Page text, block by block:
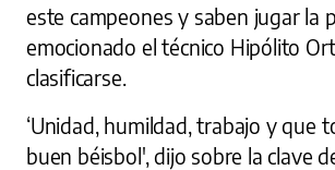
este campeones y saben jugar la
emocionado el técnico Hipólito
clasificarse.
‘Unidad, humildad, trabajo y que
buen béisbol', dijo sobre la clave